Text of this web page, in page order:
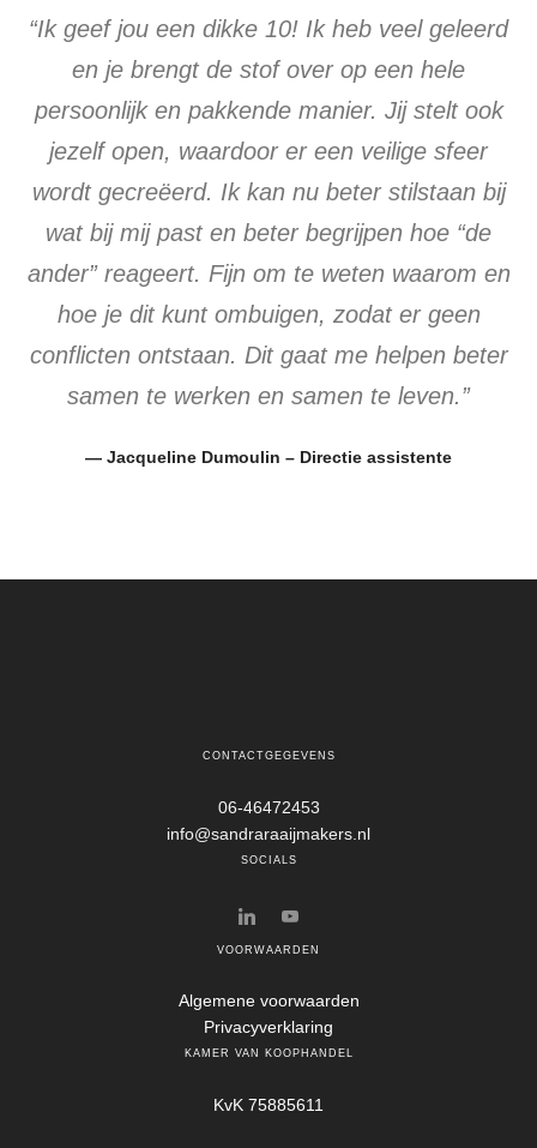
“Ik geef jou een dikke 10! Ik heb veel geleerd
en je brengt de stof over op een hele
persoonlijk en pakkende manier. Jij stelt ook
jezelf open, waardoor er een veilige sfeer
wordt gecreëerd. Ik kan nu beter stilstaan bij
wat bij mij past en beter begrijpen hoe “de
ander” reageert. Fijn om te weten waarom en
hoe je dit kunt ombuigen, zodat er geen
conflicten ontstaan. Dit gaat me helpen beter
samen te werken en samen te leven.”
— Jacqueline Dumoulin – Directie assistente
CONTACTGEGEVENS
06-46472453
info@sandraraaijmakers.nl
SOCIALS
VOORWAARDEN
Algemene voorwaarden
Privacyverklaring
KAMER VAN KOOPHANDEL
KvK 75885611